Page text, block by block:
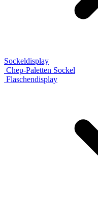
Sockeldisplay
Chep-Paletten Sockel
Flaschendisplay